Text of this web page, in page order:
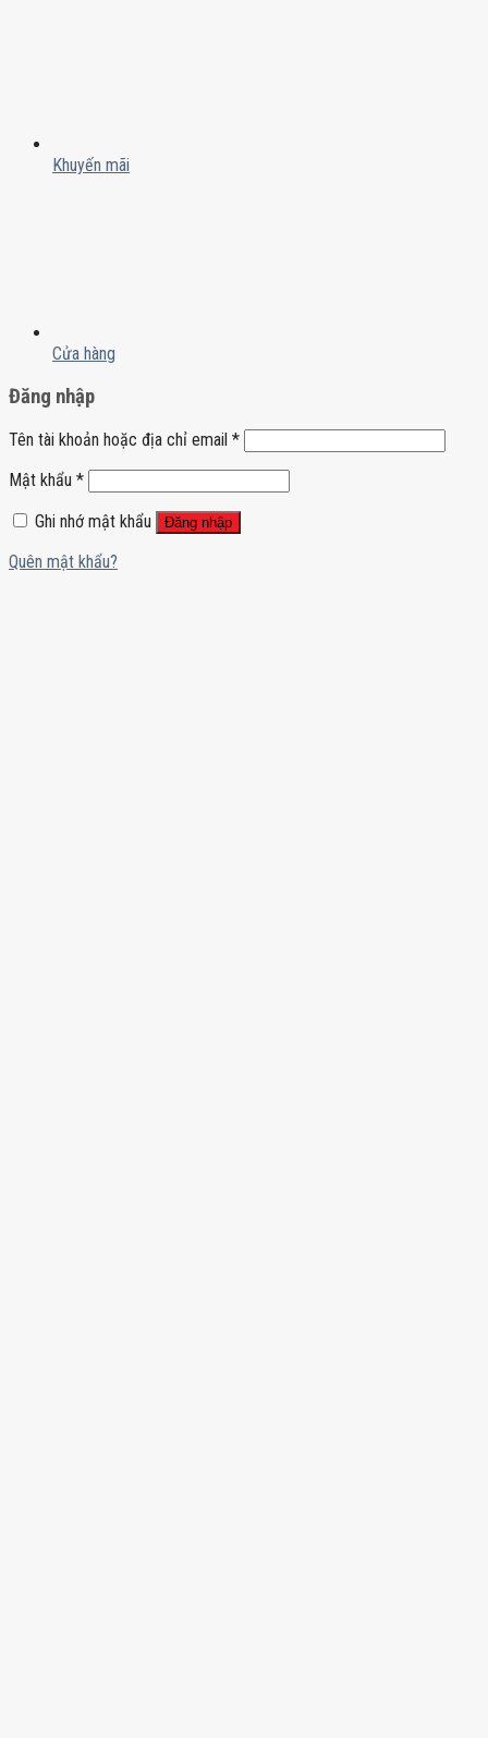
Khuyến mãi
Cửa hàng
Đăng nhập
Tên tài khoản hoặc địa chỉ email *
Mật khẩu *
Ghi nhớ mật khẩu
Đăng nhập
Quên mật khẩu?